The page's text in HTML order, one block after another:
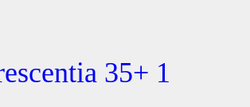
35+ 1